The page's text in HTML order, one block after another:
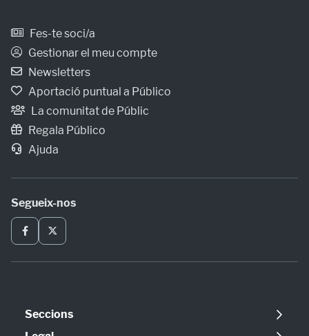
Fes-te soci/a
Gestionar el meu compte
Newsletters
Aportació puntual a Público
La comunitat de Públic
Regala Público
Ajuda
Segueix-nos
Seccions